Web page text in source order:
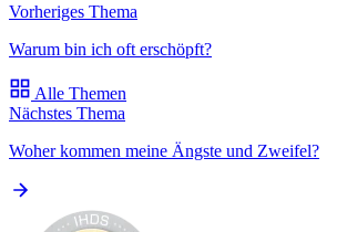
Vorheriges Thema
Warum bin ich oft erschöpft?
Alle Themen
Nächstes Thema
Woher kommen meine Ängste und Zweifel?